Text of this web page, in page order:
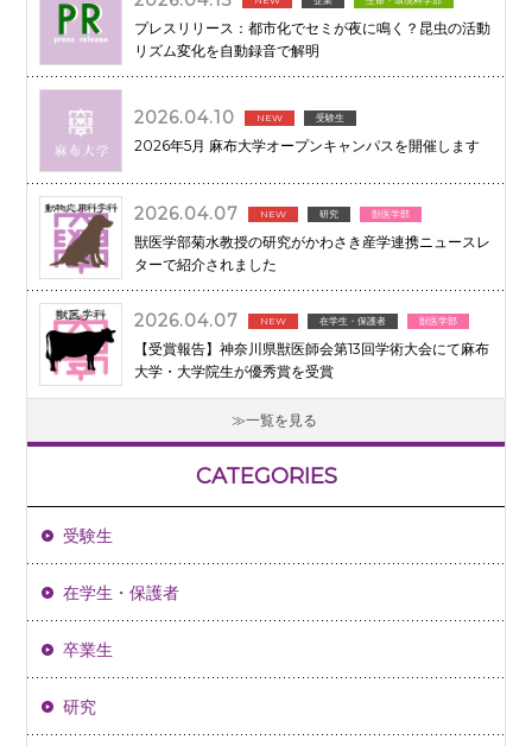
プレスリリース：都市化でセミが夜に鳴く？昆虫の活動
リズム変化を自動録音で解明
2026.04.10 NEW 受験生
2026年5月 麻布大学オープンキャンパスを開催します
2026.04.07 NEW 研究 獣医学部
獣医学部菊水教授の研究がかわさき産学連携ニュースレ
ターで紹介されました
2026.04.07 NEW 在学生・保護者 獣医学部
【受賞報告】神奈川県獣医師会第13回学術大会にて麻布
大学・大学院生が優秀賞を受賞
一覧を見る
CATEGORIES
受験生
在学生・保護者
卒業生
研究